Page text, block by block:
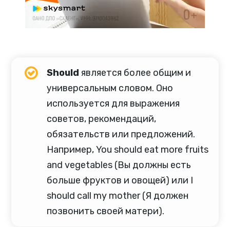
Should является более общим и
универсальным словом. Оно
используется для выражения
советов, рекомендаций,
обязательств или предложений.
Например, You should eat more fruits
and vegetables (Вы должны есть
больше фруктов и овощей) или I
should call my mother (Я должен
позвонить своей матери).